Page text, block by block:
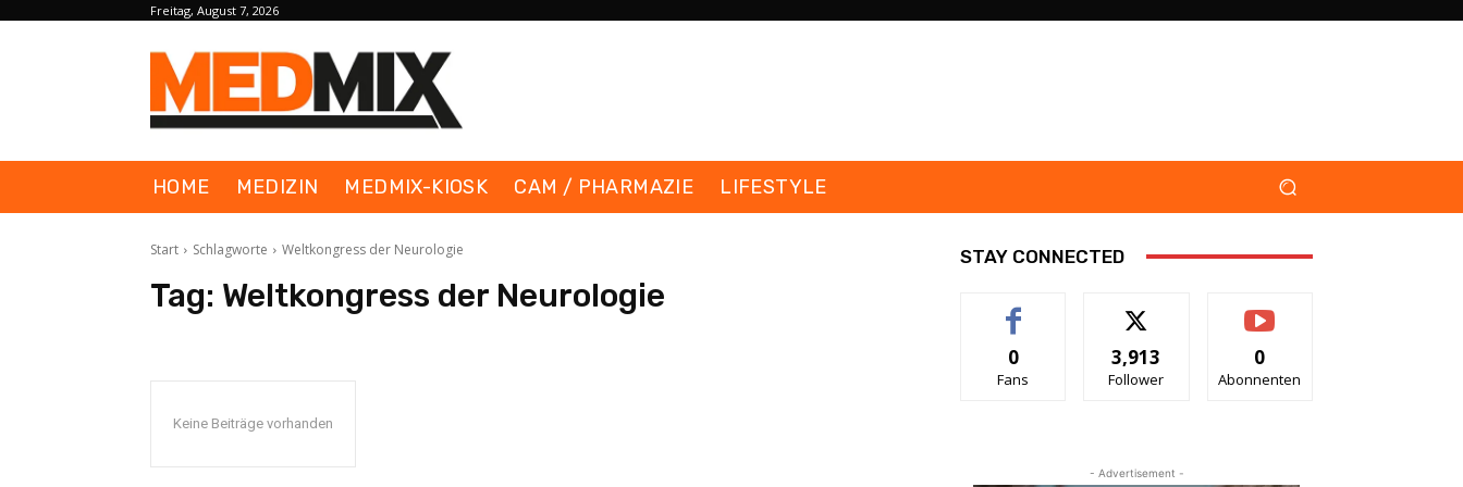
Freitag, August 7, 2026
HOME MEDIZIN MEDMIX-KIOSK CAM / PHARMAZIE LIFESTYLE
Start Schlagworte Weltkongress der Neurologie
Tag: Weltkongress der Neurologie
Keine Beiträge vorhanden
STAY CONNECTED
0
Fans
3,913
Follower
0
Abonnenten
- Advertisement -